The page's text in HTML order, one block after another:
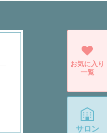
お気に入り
一覧
サロン